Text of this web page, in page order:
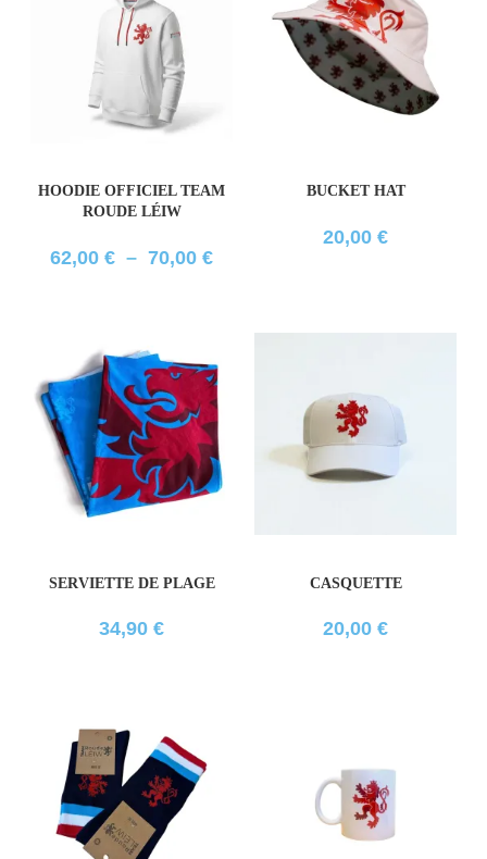
HOODIE OFFICIEL TEAM
ROUDE LÉIW
62,00 € – 70,00 €
BUCKET HAT
20,00 €
SERVIETTE DE PLAGE
34,90 €
CASQUETTE
20,00 €